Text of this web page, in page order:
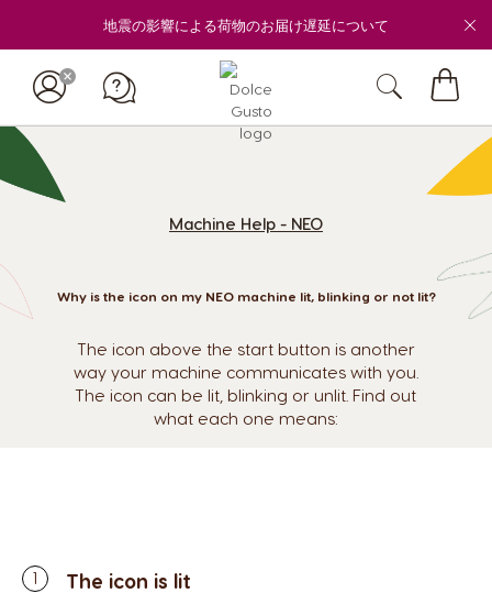
地震の影響による荷物のお届け遅延について
カ
ー
ト
Machine Help - NEO
Why is the icon on my NEO machine lit, blinking or not lit?
The icon above the start button is another
way your machine communicates with you.
The icon can be lit, blinking or unlit. Find out
what each one means:
The icon is lit